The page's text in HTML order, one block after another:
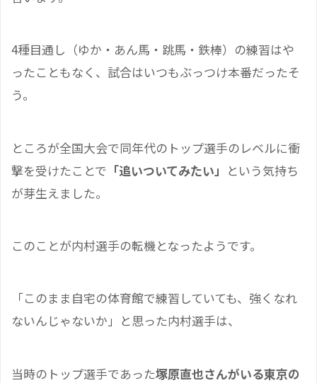
4種目通し（ゆか・あん馬・跳馬・鉄棒）の練習はや
ったこともなく、試合はいつもぶっつけ本番だったそ
う。
ところが全国大会で同年代のトップ選手のレベルに衝
撃を受けたことで 「追いついてみたい」 という気持ち
が芽生えました。
このことが内村選手の転機となったようです。
「このまま自宅の体育館で練習していても、強くなれ
ないんじゃないか」と思った内村選手は、
当時のトップ選手であった塚原直也さんがいる東京の